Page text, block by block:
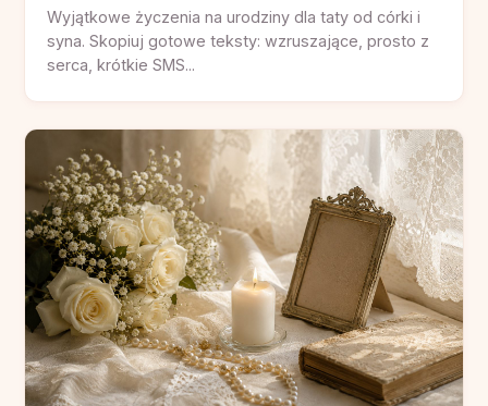
Wyjątkowe życzenia na urodziny dla taty od córki i
syna. Skopiuj gotowe teksty: wzruszające, prosto z
serca, krótkie SMS...